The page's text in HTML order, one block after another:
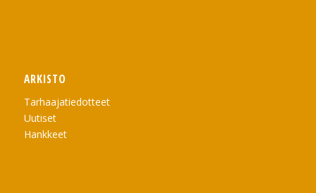
ARKISTO
Tarhaajatiedotteet
Uutiset
Hankkeet